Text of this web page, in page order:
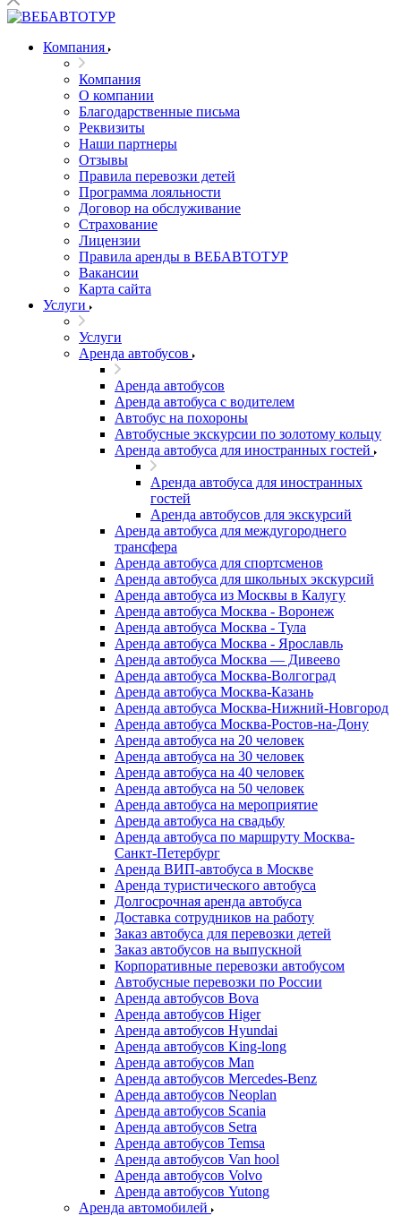
Компания
Компания
О компании
Благодарственные письма
Реквизиты
Наши партнеры
Отзывы
Правила перевозки детей
Программа лояльности
Договор на обслуживание
Страхование
Лицензии
Правила аренды в ВЕБАВТОТУР
Вакансии
Карта сайта
Услуги
Услуги
Аренда автобусов
Аренда автобусов
Аренда автобуса с водителем
Автобус на похороны
Автобусные экскурсии по золотому кольцу
Аренда автобуса для иностранных гостей
Аренда автобуса для иностранных
гостей
Аренда автобусов для экскурсий
Аренда автобуса для междугороднего
трансфера
Аренда автобуса для спортсменов
Аренда автобуса для школьных экскурсий
Аренда автобуса из Москвы в Калугу
Аренда автобуса Москва - Воронеж
Аренда автобуса Москва - Тула
Аренда автобуса Москва - Ярославль
Аренда автобуса Москва — Дивеево
Аренда автобуса Москва-Волгоград
Аренда автобуса Москва-Казань
Аренда автобуса Москва-Нижний-Новгород
Аренда автобуса Москва-Ростов-на-Дону
Аренда автобуса на 20 человек
Аренда автобуса на 30 человек
Аренда автобуса на 40 человек
Аренда автобуса на 50 человек
Аренда автобуса на мероприятие
Аренда автобуса на свадьбу
Аренда автобуса по маршруту Москва-
Санкт-Петербург
Аренда ВИП-автобуса в Москве
Аренда туристического автобуса
Долгосрочная аренда автобуса
Доставка сотрудников на работу
Заказ автобуса для перевозки детей
Заказ автобусов на выпускной
Корпоративные перевозки автобусом
Автобусные перевозки по России
Аренда автобусов Bova
Аренда автобусов Higer
Аренда автобусов Hyundai
Аренда автобусов King-long
Аренда автобусов Man
Аренда автобусов Mercedes-Benz
Аренда автобусов Neoplan
Аренда автобусов Scania
Аренда автобусов Setra
Аренда автобусов Temsa
Аренда автобусов Van hool
Аренда автобусов Volvo
Аренда автобусов Yutong
Аренда автомобилей